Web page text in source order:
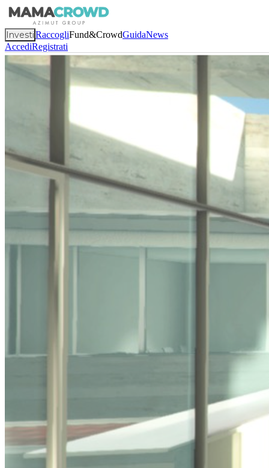
InvestiRaccogliFund&CrowdGuidaNews
AccediRegistrati